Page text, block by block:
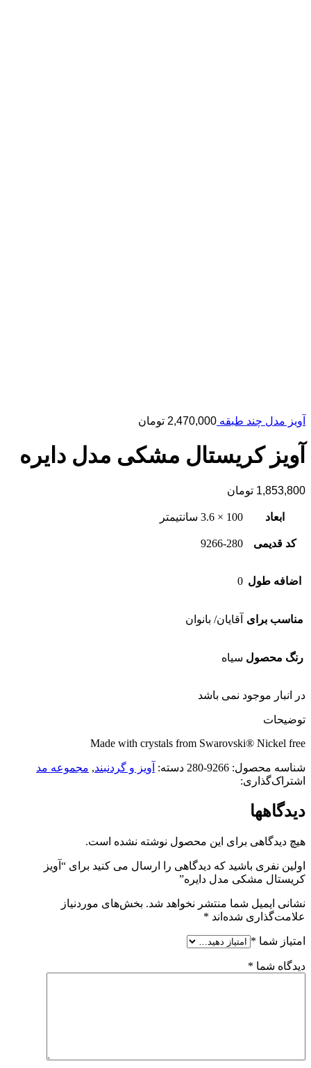
آویز مدل چند طبقه 2,470,000 تومان
آویز کریستال مشکی مدل دایره
1,853,800 تومان
ابعاد 100 × 3.6 سانتیمتر
کد قدیمی 9266-280
اضافه طول 0
مناسب برای آقایان/ بانوان
رنگ محصول سیاه
در انبار موجود نمی باشد
توضیحات
Made with crystals from Swarovski® Nickel free
شناسه محصول: 9266-280 دسته: آویز و گردنبند, مجموعه مد
اشتراک‌گذاری:
دیدگاهها
هیچ دیدگاهی برای این محصول نوشته نشده است.
اولین نفری باشید که دیدگاهی را ارسال می کنید برای “آویز
کریستال مشکی مدل دایره”
نشانی ایمیل شما منتشر نخواهد شد. بخش‌های موردنیاز
علامت‌گذاری شده‌اند *
امتیاز شما *
دیدگاه شما *